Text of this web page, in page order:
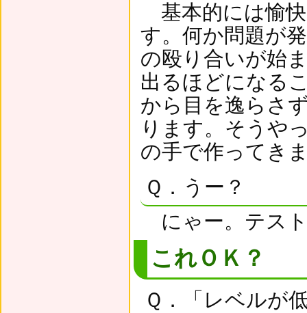
基本的には愉
す。何か問題が
の殴り合いが始
出るほどになる
から目を逸らさ
ります。そうや
の手で作ってき
Ｑ．うー？
にゃー。テス
これＯＫ？
Ｑ．「レベルが